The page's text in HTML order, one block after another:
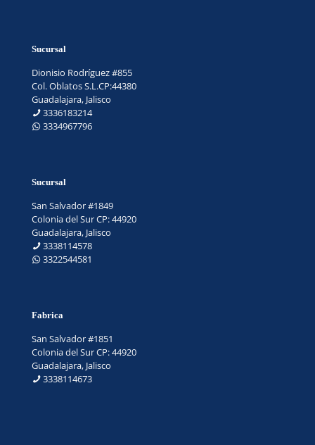
Sucursal
Dionisio Rodríguez #855
Col. Oblatos S.L.CP:44380
Guadalajara, Jalisco
3336183214
3334967796
Sucursal
San Salvador #1849
Colonia del Sur CP: 44920
Guadalajara, Jalisco
3338114578
3322544581
Fabrica
San Salvador #1851
Colonia del Sur CP: 44920
Guadalajara, Jalisco
3338114673